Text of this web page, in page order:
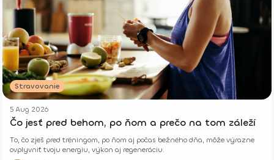
Stravovanie
5 Aug 2026
Čo jesť pred behom, po ňom a prečo na tom záleží
To, čo zješ pred tréningom, po ňom aj počas bežného dňa, môže výrazne
ovplyvniť tvoju energiu, výkon aj regeneráciu.